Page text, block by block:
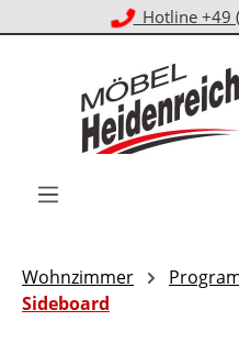
Zum Hauptinhalt springen
Kostenloser
Wohnzimmer
Sideboard